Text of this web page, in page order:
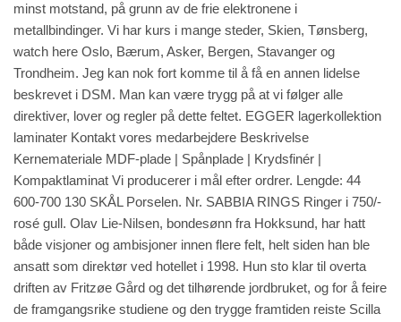
minst motstand, på grunn av de frie elektronene i
metallbindinger. Vi har kurs i mange steder, Skien, Tønsberg,
watch here Oslo, Bærum, Asker, Bergen, Stavanger og
Trondheim. Jeg kan nok fort komme til å få en annen lidelse
beskrevet i DSM. Man kan være trygg på at vi følger alle
direktiver, lover og regler på dette feltet. EGGER lagerkollektion
laminater Kontakt vores medarbejdere Beskrivelse
Kernemateriale MDF-plade | Spånplade | Krydsfinér |
Kompaktlaminat Vi producerer i mål efter ordrer. Lengde: 44
600-700 130 SKÅL Porselen. Nr. SABBIA RINGS Ringer i 750/-
rosé gull. Olav Lie-Nilsen, bondesønn fra Hokksund, har hatt
både visjoner og ambisjoner innen flere felt, helt siden han ble
ansatt som direktør ved hotellet i 1998. Hun sto klar til overta
driften av Fritzøe Gård og det tilhørende jordbruket, og for å feire
de framgangsrike studiene og den trygge framtiden reiste Scilla